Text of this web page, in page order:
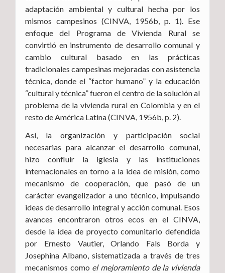
adaptación ambiental y cultural hecha por los
mismos campesinos (CINVA, 1956b, p. 1). Ese
enfoque del Programa de Vivienda Rural se
convirtió en instrumento de desarrollo comunal y
cambio cultural basado en las prácticas
tradicionales campesinas mejoradas con asistencia
técnica, donde el “factor humano” y la educación
“cultural y técnica” fueron el centro de la solución al
problema de la vivienda rural en Colombia y en el
resto de América Latina (CINVA, 1956b, p. 2).
Así, la organización y participación social
necesarias para alcanzar el desarrollo comunal,
hizo confluir la iglesia y las instituciones
internacionales en torno a la idea de misión, como
mecanismo de cooperación, que pasó de un
carácter evangelizador a uno técnico, impulsando
ideas de desarrollo integral y acción comunal. Esos
avances encontraron otros ecos en el CINVA,
desde la idea de proyecto comunitario defendida
por Ernesto Vautier, Orlando Fals Borda y
Josephina Albano, sistematizada a través de tres
mecanismos como el mejoramiento de la vivienda